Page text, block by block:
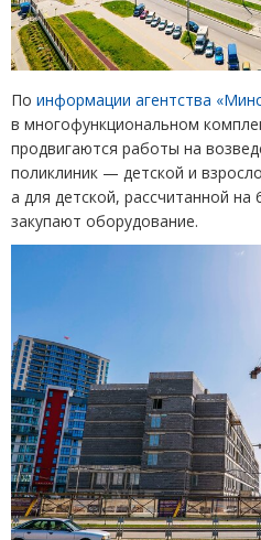
По информации агентства «
в многофункциональном
продвигаются работы на
поликлиник — детской и
а для детской, рассчитанной
закупают оборудование.